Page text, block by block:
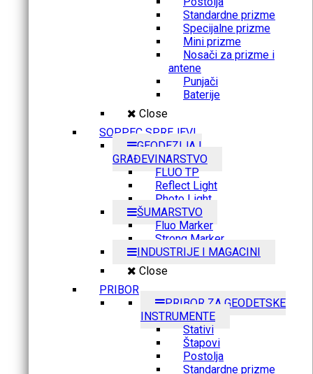
Standardne prizme
Specijalne prizme
Mini prizme
Nosači za prizme i
antene
Punjači
Baterije
Close
SOPPEC SPREJEVI
GEODEZIJA I
GRAĐEVINARSTVO
FLUO TP
Reflect Light
Photo Light
ŠUMARSTVO
Fluo Marker
Strong Marker
INDUSTRIJE I MAGACINI
Close
PRIBOR
PRIBOR ZA GEODETSKE
INSTRUMENTE
Stativi
Štapovi
Postolja
Standardne prizme